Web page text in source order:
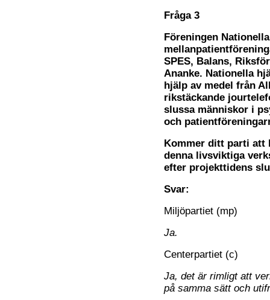
Fråga 3
Föreningen
SPES, Balans,
Ananke. Nationella
hjälp av medel från
rikstäckande
slussa människor i
och
Kommer ditt parti att
denna livsviktiga
efter projekttidens
Svar:
Miljöpartiet (mp)
Ja.
Centerpartiet (c)
Ja, det är rimligt att
på samma sätt och